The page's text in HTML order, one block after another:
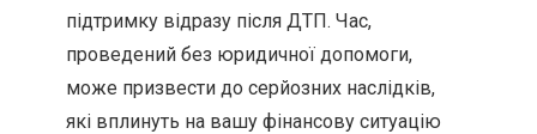
підтримку відразу після ДТП. Час,
проведений без юридичної допомоги,
може призвести до серйозних наслідків,
які вплинуть на вашу фінансову ситуацію